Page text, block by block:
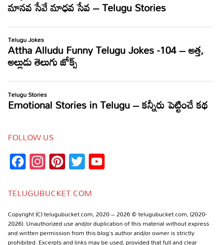
FOLLOW US
Facebook
Instagram
Pinterest
Twitter
TELUGUBUCKET.COM
Copyright (C) telugubucket.com, 2020 – 2026 © telugubucket.com, (2020-
2026). Unauthorized use and/or duplication of this material without express
and written permission from this blog’s author and/or owner is strictly
prohibited. Excerpts and links may be used, provided that full and clear